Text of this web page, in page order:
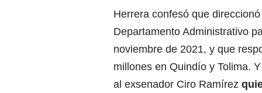
Herrera confesó que
Departamento Administrativo
noviembre de 2021, y que
millones en Quindío y Tolima.
al exsenador Ciro Ramírez